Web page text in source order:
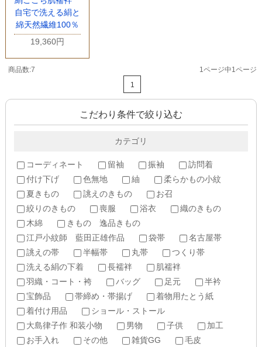
自宅で洗える絹と
綿天然繊維100％
19,360円
商品数:7
1ページ中1ページ
1
こだわり条件で絞り込む
カテゴリ
コーディネート 留袖 振袖
訪問着
付け下げ
色無地 紬
柔らかもの小紋
夏きもの
誂えのきもの
お召
絞りのきもの
喪服 浴衣
織のきもの
木綿
きもの 逸品きもの
江戸小紋師 藍田正雄作品
袋帯
名古屋帯
誂えの帯
半幅帯 丸帯
つくり帯
洗える絹の下着
長襦袢
肌襦袢
羽織・コート・袴
バッグ 足元
半衿
宝飾品
帯締め・帯揚げ
着物用たとう紙
着付け用品
ショール・ストール
大島律子作 和装小物
男物 子供
加工
お手入れ
その他 雑貨GG
毛皮